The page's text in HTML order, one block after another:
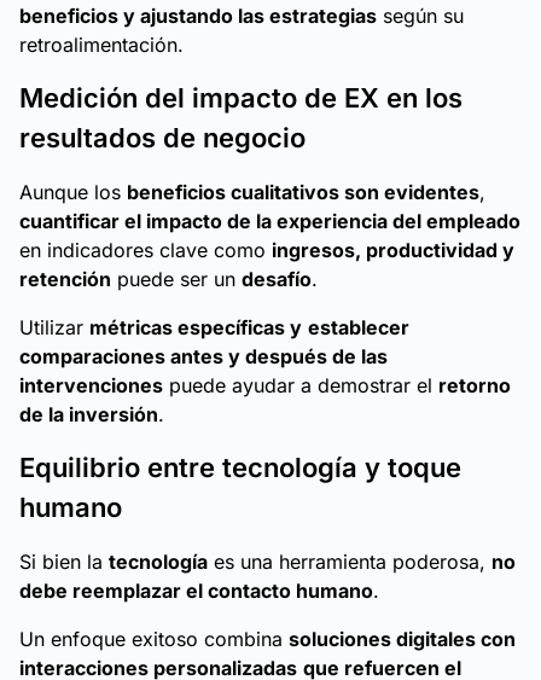
beneficios y ajustando las estrategias según su
retroalimentación.
Medición del impacto de EX en los
resultados de negocio
Aunque los beneficios cualitativos son evidentes,
cuantificar el impacto de la experiencia del empleado
en indicadores clave como ingresos, productividad y
retención puede ser un desafío.
Utilizar métricas específicas y establecer
comparaciones antes y después de las
intervenciones puede ayudar a demostrar el retorno
de la inversión.
Equilibrio entre tecnología y toque
humano
Si bien la tecnología es una herramienta poderosa, no
debe reemplazar el contacto humano.
Un enfoque exitoso combina soluciones digitales con
interacciones personalizadas que refuercen el